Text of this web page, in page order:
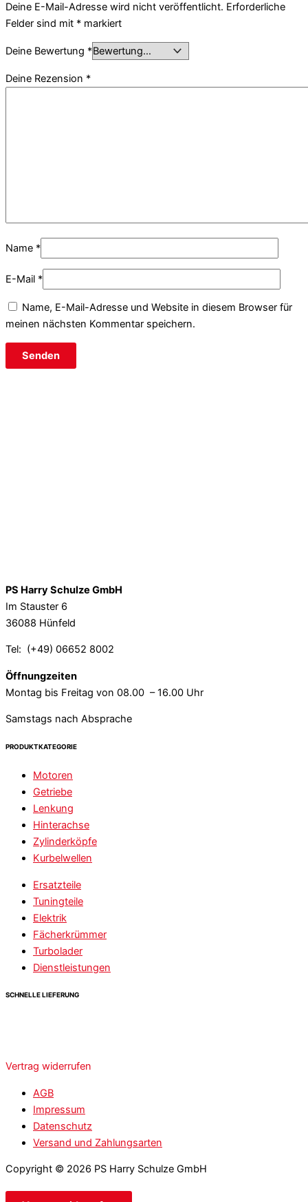
Deine E-Mail-Adresse wird nicht veröffentlicht. Erforderliche
Felder sind mit * markiert
Deine Bewertung *
Deine Rezension *
Name *
E-Mail *
Name, E-Mail-Adresse und Website in diesem Browser für
meinen nächsten Kommentar speichern.
PS Harry Schulze GmbH
Im Stauster 6
36088 Hünfeld
Tel: (+49) 06652 8002
Öffnungzeiten
Montag bis Freitag von 08.00 – 16.00 Uhr
Samstags nach Absprache
PRODUKTKATEGORIE
Motoren
Getriebe
Lenkung
Hinterachse
Zylinderköpfe
Kurbelwellen
Ersatzteile
Tuningteile
Elektrik
Fächerkrümmer
Turbolader
Dienstleistungen
SCHNELLE LIEFERUNG
Vertrag widerrufen
AGB
Impressum
Datenschutz
Versand und Zahlungsarten
Copyright © 2026 PS Harry Schulze GmbH